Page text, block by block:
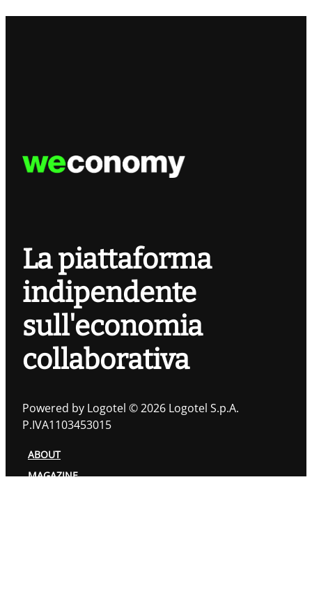
La piattaforma
indipendente
sull'economia
collaborativa
Powered by Logotel © 2026 Logotel S.p.A.
P.IVA1103453015
ABOUT
MAGAZINE